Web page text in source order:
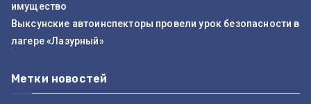
имущество
Выксунские автоинспекторы провели урок безопасности в
лагере «Лазурный»
Метки новостей